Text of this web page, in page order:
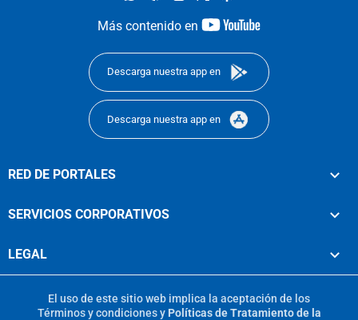
Más contenido en
youtube-
Descarga nuestra app en
Descarga nuestra app en
RED DE PORTALES
SERVICIOS CORPORATIVOS
LEGAL
El uso de este sitio web implica la aceptación de los
Términos y condicionesy Políticas de Tratamiento de la